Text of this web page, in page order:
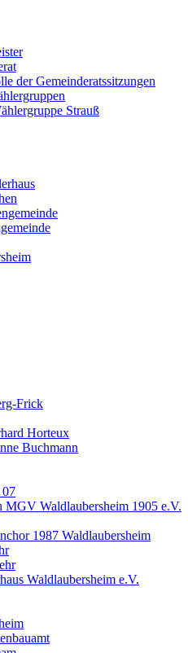
der Gemeinderatssitzungen
Strauß
Frick
Horteux
Buchmann
07
MGV Waldlaubersheim 1905 e.V.
1987 Waldlaubersheim
Waldlaubersheim e.V.